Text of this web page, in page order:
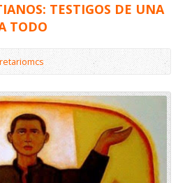
TESTIGOS DE UNA
TODO